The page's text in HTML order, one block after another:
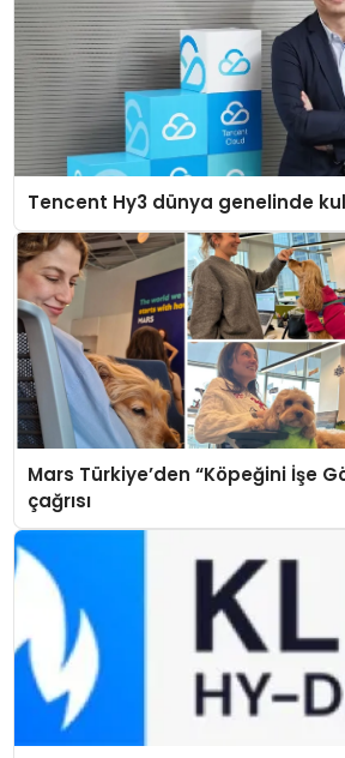
Tencent Hy3 dünya genelinde
Mars Türkiye’den “Köpeğini İşe
çağrısı